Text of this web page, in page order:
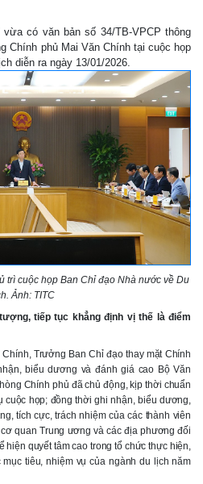
có văn bản số 34/TB-VPCP thông
Chính phủ Mai Văn Chính tại cuộc họp
diễn ra ngày 13/01/2026.
trì cuộc họp Ban Chỉ đạo Nhà nước về Du
. Ảnh: TITC
tiếp tục khẳng định vị thế là điểm
Trưởng Ban Chỉ đạo thay mặt Chính
biểu dương và đánh giá cao Bộ Văn
Chính phủ đã chủ động, kịp thời chuẩn
cuộc họp; đồng thời ghi nhận, biểu dương,
tích cực, trách nhiệm của các thành viên
quan Trung ương và các địa phương đối
hiện quyết tâm cao trong tổ chức thực hiện,
tiêu, nhiệm vụ của ngành du lịch năm